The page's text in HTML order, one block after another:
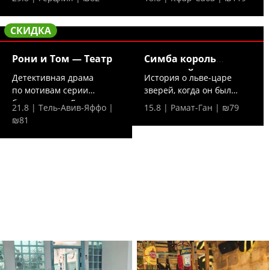
постановка...
СКИДКА
Рони и Том — Театр
Детективная драма
по мотивам серии
бестселлеров Гиоры
Хамицера....
21.8 | Тель-Авив-Яффо |
₪81
Симба король
джунглей —
История о льве-царе
зверей, когда он был
просто милым
львенком...
15.8 | Рамат-Ган | ₪79